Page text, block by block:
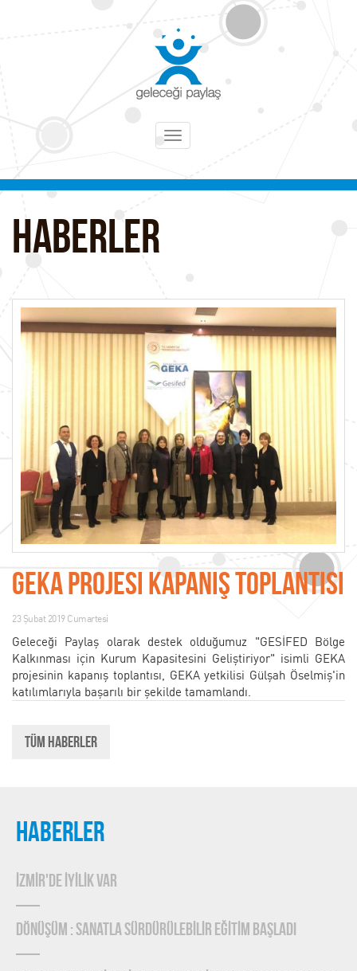
Toggle
HABERLER
GEKA Projesi Kapanış Toplantısı
23 Şubat 2019 Cumartesi
Geleceği Paylaş olarak destek olduğumuz "GESİFED Bölge
Kalkınması için Kurum Kapasitesini Geliştiriyor" isimli GEKA
projesinin kapanış toplantısı, GEKA yetkilisi Gülşah Öselmiş'in
katılımlarıyla başarılı bir şekilde tamamlandı.
Tüm Haberler
HABERLER
İZMİR'DE İYİLİK VAR
DÖNÜŞÜM : SANATLA SÜRDÜRÜLEBİLİR EĞİTİM BAŞLADI